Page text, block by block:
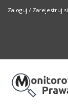
Zaloguj / Zarejestruj